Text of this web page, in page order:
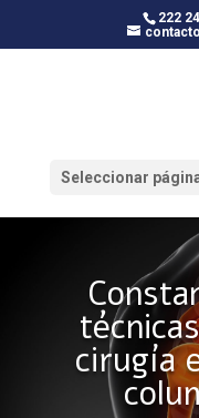
222
Seleccionar
cirugía